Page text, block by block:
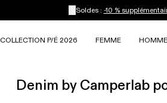
Soldes : -10 %
COLLECTION P/É 2026 FEMME HOMME
Denim by Camperlab